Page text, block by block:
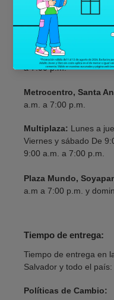
Metrocentro, San
a.m. a 7:00 p.m. y
Metrocentro, Lourdes:
a 7:00 p.m.
Metrocentro, Santa
a.m. a 7:00 p.m.
Multiplaza: Lunes a
Viernes y sábado De
9:00 a.m. a 7:00 p.m.
Plaza Mundo,
a.m a 7:00 p.m. y
Tiempo de entrega:
Tiempo de entrega en
Salvador y todo el
Políticas de Cambio: